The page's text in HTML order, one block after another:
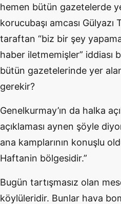
hemen bütün gazetelerde
korucubaşı amcası
taraftan “biz bir şey
haber iletmemişler” iddiası
bütün gazetelerinde yer
gerekir?
Genelkurmay’ın da halka
açıklaması aynen şöyle
ana kamplarının konuşlu
Haftanin bölgesidir.”
Bugün tartışmasız olan
köylüleridir. Bunlar hava